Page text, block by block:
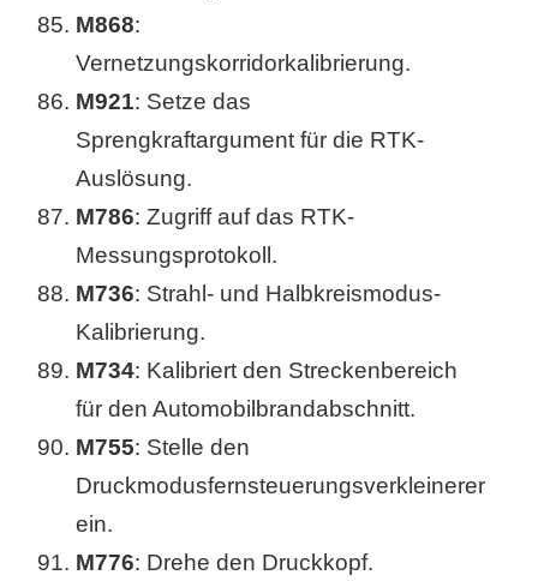
M868:
Vernetzungskorridorkalibrierung.
M921: Setze das
Sprengkraftargument für die RTK-
Auslösung.
M786: Zugriff auf das RTK-
Messungsprotokoll.
M736: Strahl- und Halbkreismodus-
Kalibrierung.
M734: Kalibriert den Streckenbereich
für den Automobilbrandabschnitt.
M755: Stelle den
Druckmodusfernsteuerungsverkleinerer
ein.
M776: Drehe den Druckkopf.